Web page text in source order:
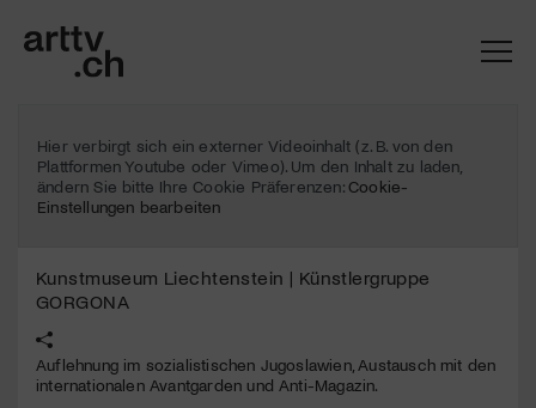
Hier verbirgt sich ein externer Videoinhalt (z. B. von den
Plattformen Youtube oder Vimeo). Um den Inhalt zu laden,
ändern Sie bitte Ihre Cookie Präferenzen:Cookie-
Einstellungen bearbeiten
Kunstmuseum Liechtenstein | Künstlergruppe
GORGONA
Auflehnung im sozialistischen Jugoslawien, Austausch mit den
internationalen Avantgarden und Anti-Magazin.